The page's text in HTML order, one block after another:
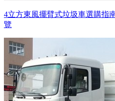
4立方東風擺臂式垃圾車選購指
覽